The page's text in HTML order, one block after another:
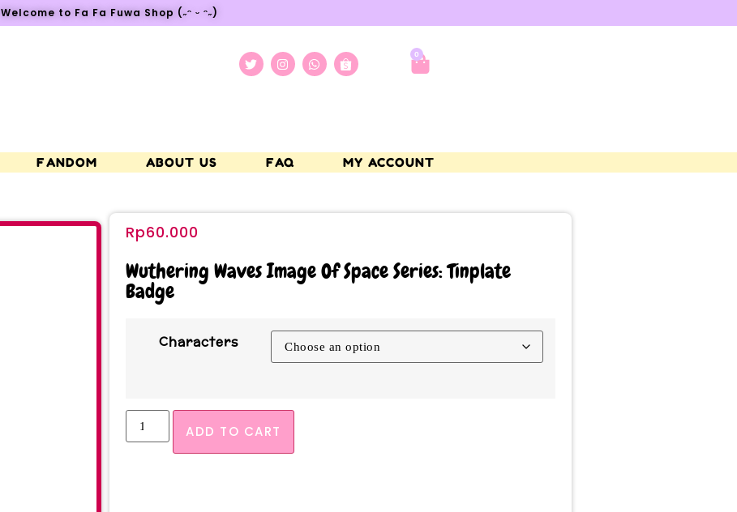
Welcome to Fa Fa Fuwa Shop (˶ᵔ ᵕ ᵔ˶)
0
FANDOM ABOUT US FAQ MY ACCOUNT
Rp60.000
Wuthering Waves Image Of Space Series: Tinplate
Badge
Characters
ADD TO CART